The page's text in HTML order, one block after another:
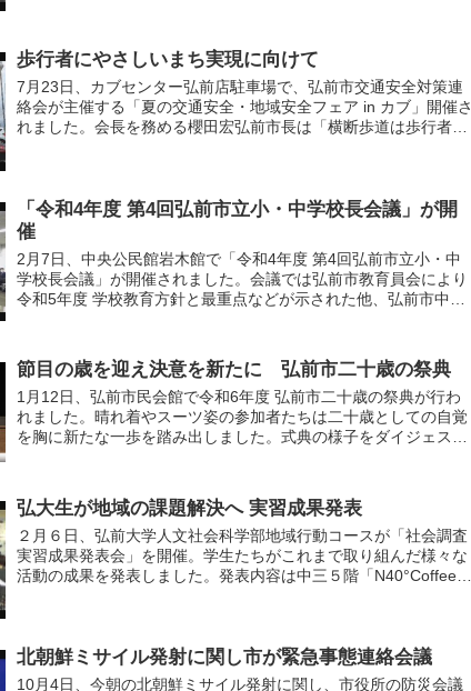
歩行者にやさしいまち実現に向けて
7月23日、カブセンター弘前店駐車場で、弘前市交通安全対策連
絡会が主催する「夏の交通安全・地域安全フェア in カブ」開催さ
れました。会長を務める櫻田宏弘前市長は「横断歩道は歩行者優
「令和4年度 第4回弘前市立小・中学校長会議」が開
催
2月7日、中央公民館岩木館で「令和4年度 第4回弘前市立小・中
学校長会議」が開催されました。会議では弘前市教育員会により
令和5年度 学校教育方針と最重点などが示された他、弘前市中学
節目の歳を迎え決意を新たに 弘前市二十歳の祭典
1月12日、弘前市民会館で令和6年度 弘前市二十歳の祭典が行わ
れました。晴れ着やスーツ姿の参加者たちは二十歳としての自覚
を胸に新たな一歩を踏み出しました。式典の様子をダイジェスト
弘大生が地域の課題解決へ 実習成果発表
２月６日、弘前大学人文社会科学部地域行動コースが「社会調査
実習成果発表会」を開催。学生たちがこれまで取り組んだ様々な
活動の成果を発表しました。発表内容は中三５階「N40°Coffee
北朝鮮ミサイル発射に関し市が緊急事態連絡会議
10月4日、今朝の北朝鮮ミサイル発射に関し、市役所の防災会議